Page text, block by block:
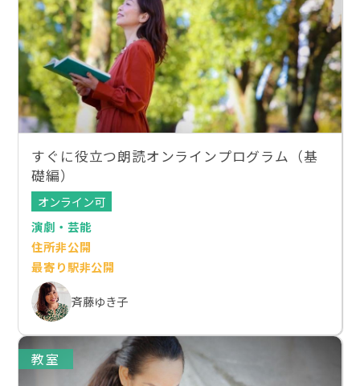
すぐに役立つ朗読オンラインプログラム（基
礎編）
オンライン可
演劇・芸能
住所非公開
最寄り駅非公開
斉藤ゆき子
教室